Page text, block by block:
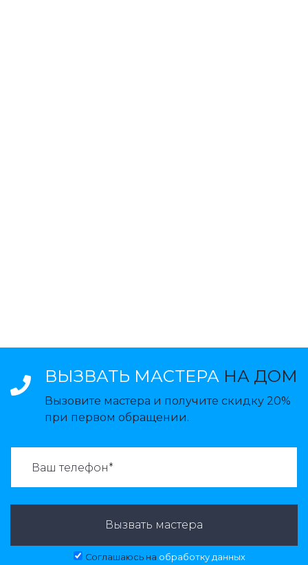
ВЫЗВАТЬ МАСТЕРА НА ДОМ
Вызовите мастера и получите скидку 20%
при первом обращении.
Вызвать мастера
Соглашаюсь на обработку данных